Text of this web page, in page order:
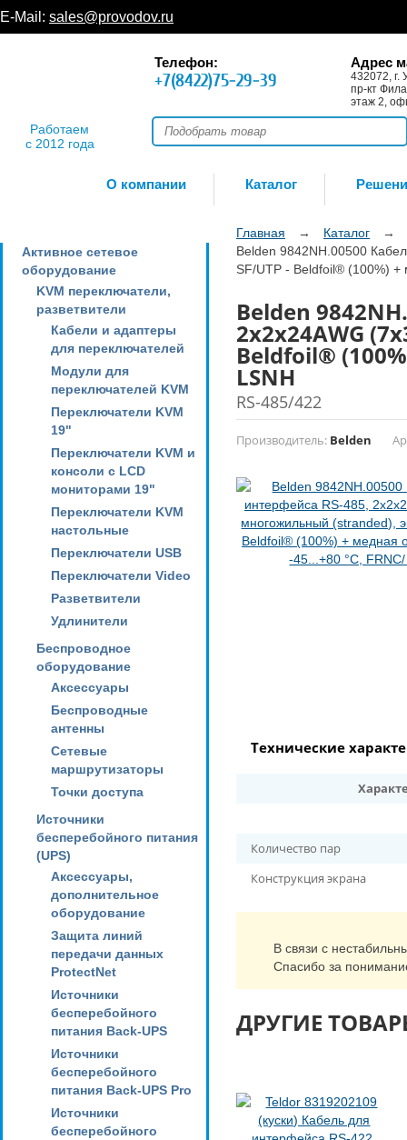
E-Mail: sales@provodov.ru
Работаем
с 2012 года
Телефон:
+7(8422)75-29-39
Адрес
432072, г.
пр-кт
этаж 2,
О компании Каталог
Активное сетевое
оборудование
KVM переключатели,
разветвители
Кабели и адаптеры
для переключателей
Модули для
переключателей KVM
Переключатели KVM
19"
Переключатели KVM и
консоли с LCD
мониторами 19"
Переключатели KVM
настольные
Переключатели USB
Переключатели Video
Разветвители
Удлинители
Беспроводное
оборудование
Аксессуары
Беспроводные
антенны
Сетевые
маршрутизаторы
Точки доступа
Источники
бесперебойного питания
(UPS)
Аксессуары,
дополнительное
оборудование
Защита линий
передачи данных
ProtectNet
Источники
бесперебойного
питания Back-UPS
Источники
бесперебойного
питания Back-UPS Pro
Источники
бесперебойного
Главная → Каталог
→
Belden 9842NH.00500
SF/UTP - Beldfoil® (100%) +
Belden
2x2x24AWG
Beldfoil®
LSNH
RS-485/422
Производитель: Belden
Технические
Количество пар
Конструкция экрана
В связи с
Спасибо за
ДРУГИЕ